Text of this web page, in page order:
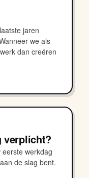
jaren
we als
dan creëren
verplicht?
werkdag
de slag bent.